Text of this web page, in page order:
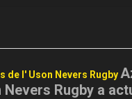
de l' Uson Nevers Rugby
Rugby a